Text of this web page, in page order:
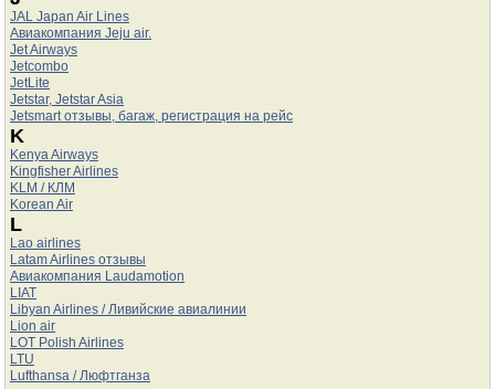
JAL Japan Air Lines
Авиакомпания Jeju air.
Jet Airways
Jetcombo
JetLite
Jetstar, Jetstar Asia
Jetsmart отзывы, багаж, регистрация на рейс
K
Kenya Airways
Kingfisher Airlines
KLM / КЛМ
Korean Air
L
Lao airlines
Latam Airlines отзывы
Авиакомпания Laudamotion
LIAT
Libyan Airlines / Ливийские авиалинии
Lion air
LOT Polish Airlines
LTU
Lufthansa / Люфтганза